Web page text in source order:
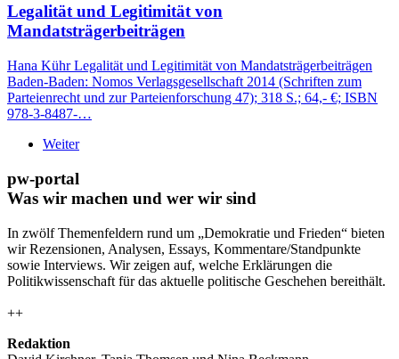
Legalität und Legitimität von
Mandatsträgerbeiträgen
Hana Kühr Legalität und Legitimität von Mandatsträgerbeiträgen
Baden-Baden: Nomos Verlagsgesellschaft 2014 (Schriften zum
Parteienrecht und zur Parteienforschung 47); 318 S.; 64,- €; ISBN
978-3-8487-…
Weiter
pw-portal
Was wir machen und wer wir sind
In zwölf Themenfeldern rund um „Demokratie und Frieden“ bieten
wir Rezensionen, Analysen, Essays, Kommentare/Standpunkte
sowie Interviews. Wir zeigen auf, welche Erklärungen die
Politikwissenschaft für das aktuelle politische Geschehen bereithält.
++
Redaktion